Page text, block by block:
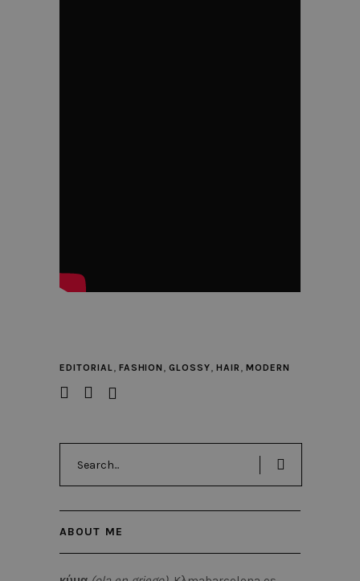
EDITORIAL, FASHION ,GLOSSY,HAIR , MODERN
ABOUT ME